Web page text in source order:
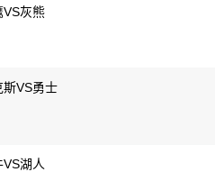
灰熊
VS勇士
湖人